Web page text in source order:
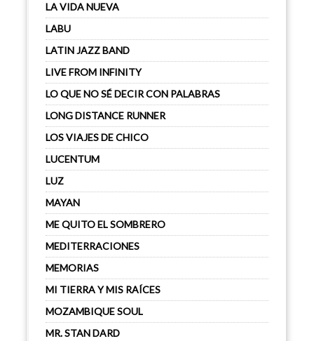
LA VIDA NUEVA
LABU
LATIN JAZZ BAND
LIVE FROM INFINITY
LO QUE NO SÉ DECIR CON PALABRAS
LONG DISTANCE RUNNER
LOS VIAJES DE CHICO
LUCENTUM
LUZ
MAYAN
ME QUITO EL SOMBRERO
MEDITERRACIONES
MEMORIAS
MI TIERRA Y MIS RAÍCES
MOZAMBIQUE SOUL
MR. STAN DARD